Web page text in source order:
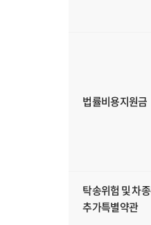
법률비용지원금
탁송위험 및 차
추가특별약관